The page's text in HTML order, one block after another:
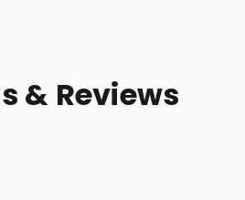
& Reviews